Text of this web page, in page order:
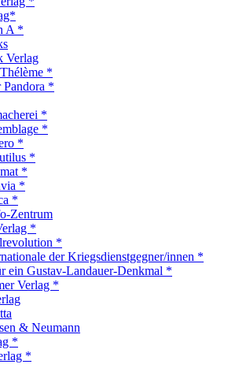
A *
Verlag
*
Pandora *
*
*
*
*
*
*
*
Zentrum
*
*
der Kriegsdienstgegner/innen *
ein Gustav-Landauer-Denkmal *
Verlag *
& Neumann
*
*